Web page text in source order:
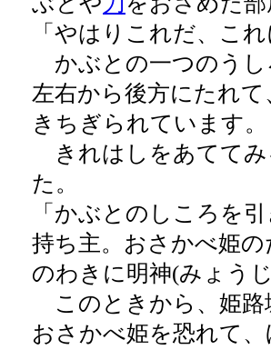
「やはりこれだ、こ
かぶとの一つのう
左右から後方にたれ
きちぎられています。
きれはしをあててみ
た。
「かぶとのしころを
持ち主。おさかべ姫
のわきに明神(みょう
このときから、姫路
おさかべ姫を恐れて